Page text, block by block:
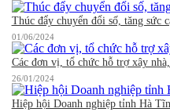
Thúc đẩy chuyển đổi số, tăng sức
01/06/2024
Các đơn vị, tổ chức hỗ trợ xây
26/01/2024
Hiệp hội Doanh nghiệp tỉnh Hà